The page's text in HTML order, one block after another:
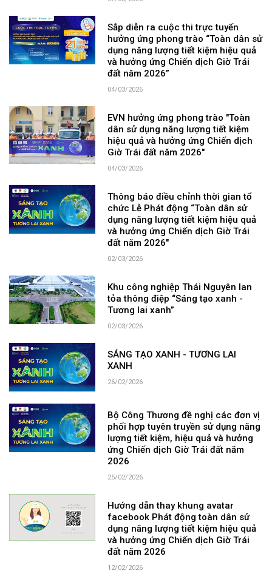
Sắp diễn ra cuộc thi trực tuyến
hưởng ứng phong trào “Toàn dân sử
dụng năng lượng tiết kiệm hiệu quả
và hưởng ứng Chiến dịch Giờ Trái
đất năm 2026”
04/03/2026
EVN hưởng ứng phong trào "Toàn
dân sử dụng năng lượng tiết kiệm
hiệu quả và hưởng ứng Chiến dịch
Giờ Trái đất năm 2026"
04/03/2026
Thông báo điều chỉnh thời gian tổ
chức Lễ Phát động “Toàn dân sử
dụng năng lượng tiết kiệm hiệu quả
và hưởng ứng Chiến dịch Giờ Trái
đất năm 2026"
02/03/2026
Khu công nghiệp Thái Nguyên lan
tỏa thông điệp “Sáng tạo xanh -
Tương lai xanh”
02/03/2026
SÁNG TẠO XANH - TƯƠNG LAI
XANH
26/02/2026
Bộ Công Thương đề nghị các đơn vị
phối hợp tuyên truyền sử dụng năng
lượng tiết kiệm, hiệu quả và hưởng
ứng Chiến dịch Giờ Trái đất năm
2026
25/02/2026
Hướng dẫn thay khung avatar
facebook Phát động toàn dân sử
dụng năng lượng tiết kiệm hiệu quả
và hưởng ứng Chiến dịch Giờ Trái
đất năm 2026
12/02/2026